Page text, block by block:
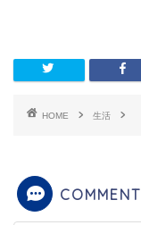
HOME 生活
COMMENT